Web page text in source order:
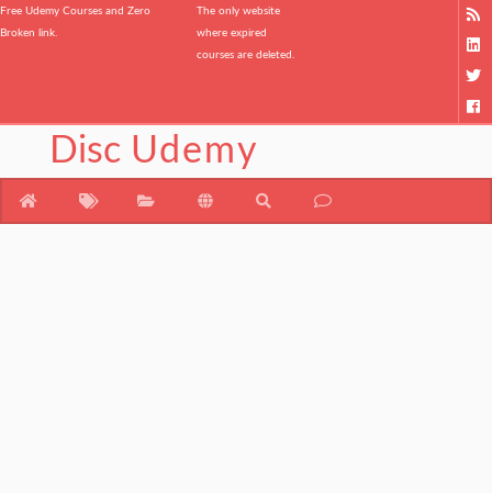
Free Udemy Courses and Zero
Broken link.
The only website
where expired
courses are deleted.
Disc Udemy